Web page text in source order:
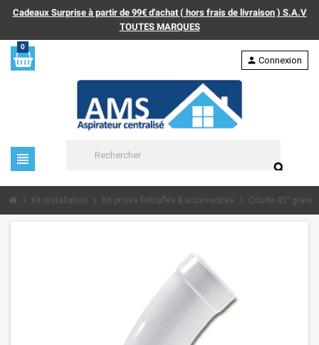
Cadeaux Surprise à partir de 99€ d'achat ( hors frais de livraison ) S.A.V
TOUTES MARQUES
0
view_headline
search
person Connexion
chevron_right Kit installation chevron_right Kit prises Rétraflex & accessoires chevron_right Coude 45° grand